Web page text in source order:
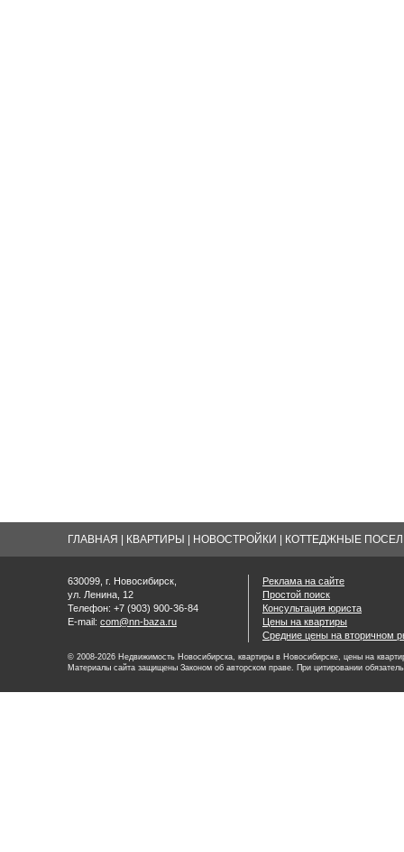
ГЛАВНАЯ КВАРТИРЫ НОВОСТРОЙКИ КОТТЕДЖНЫЕ
630099, г. Новосибирск,
ул. Ленина, 12
Телефон: +7 (903) 900-36-84
E-mail: com@nn-baza.ru
Реклама на сайте
Простой поиск
Консультация юриста
Цены на квартиры
Средние цены на вторичном
© 2008-2026 Недвижимость Новосибирска, квартиры в Новосибирске, цены на
Материалы сайта защищены Законом об авторском праве. При цитировании